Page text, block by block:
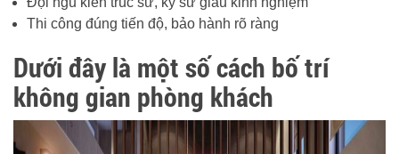
Thi công đúng tiến độ, bảo hành rõ ràng
Dưới đây là một số cách bố trí
không gian phòng khách